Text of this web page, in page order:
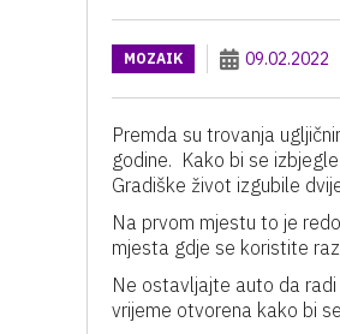
MOZAIK 09.02.2022
Premda su trovanja
godine. Kako bi se
Gradiške život izgubile
Na prvom mjestu to je
mjesta gdje se koristite
Ne ostavljajte auto da
vrijeme otvorena kako bi